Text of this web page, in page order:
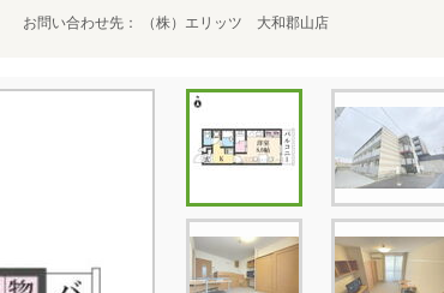
お問い合わせ先 （株）エリッツ 大和郡山店